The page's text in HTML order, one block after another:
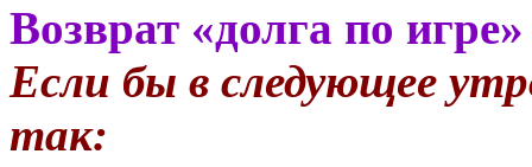
Возврат «долга по
Если бы в следующее
так: